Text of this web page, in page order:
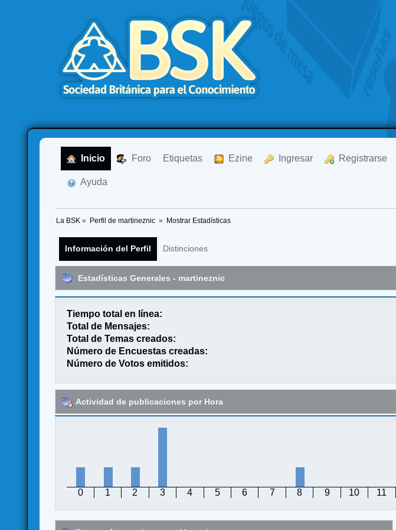
Inicio Foro Etiquetas Ezine Ingresar Registrarse
Ayuda
La BSK » Perfil de martineznic » Mostrar Estadísticas
Información del Perfil Distinciones
Estadísticas Generales - martineznic
Tiempo total en línea:
Total de Mensajes:
Total de Temas creados:
Número de Encuestas creadas:
Número de Votos emitidos:
Actividad de publicaciones por Hora
0 1 2 3 4 5 6 7 8 9 10 11